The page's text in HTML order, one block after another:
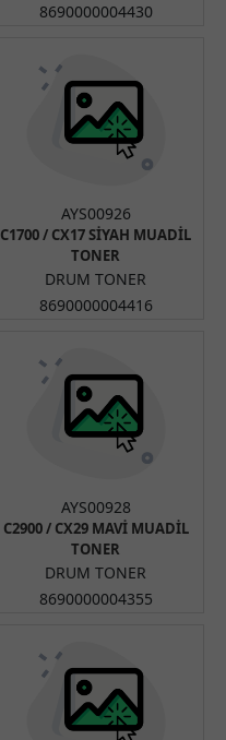
8690000004430
AYS00926
C1700 / CX17 SİYAH MUADİL
TONER
DRUM TONER
8690000004416
AYS00928
C2900 / CX29 MAVİ MUADİL
TONER
DRUM TONER
8690000004355